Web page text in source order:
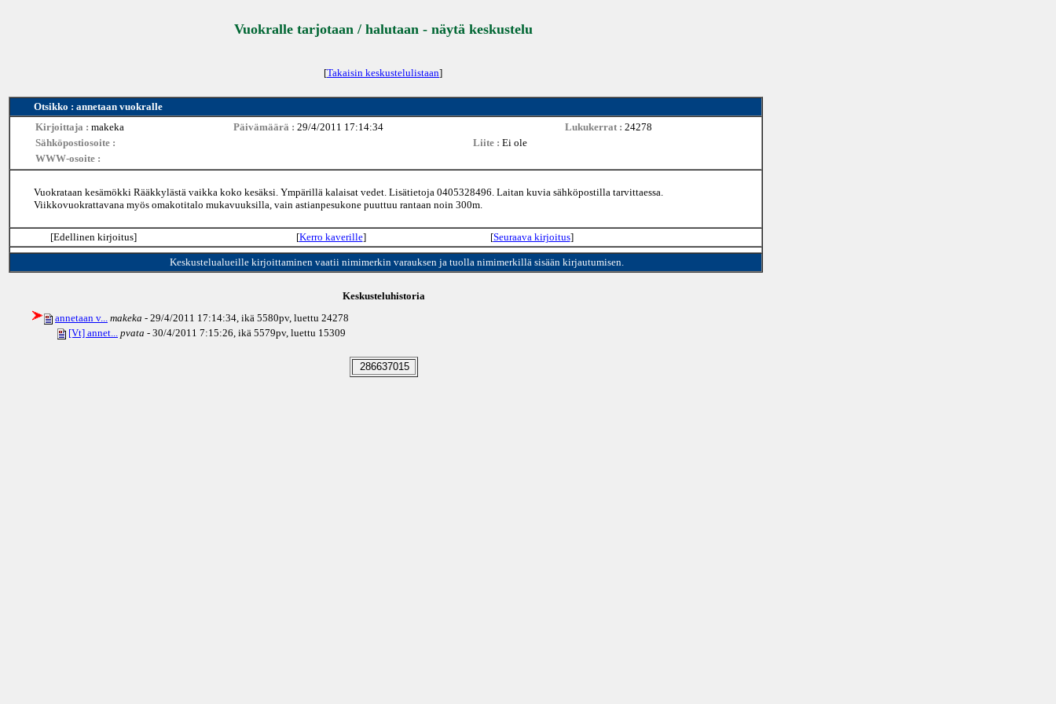
Vuokralle tarjotaan / halutaan - näytä keskustelu
[Takaisin keskustelulistaan]
Otsikko : annetaan vuokralle
Kirjoittaja : makeka Päivämäärä : 29/4/2011 17:14:34 Lukukerrat : 24278
Sähköpostiosoite :
Liite : Ei ole
WWW-osoite :
Vuokrataan kesämökki Rääkkylästä vaikka koko kesäksi. Ympärillä kalaisat vedet. Lisätietoja 0405328496. Laitan kuvia sähköpostilla tarvittaessa.
Viikkovuokrattavana myös omakotitalo mukavuuksilla, vain astianpesukone puuttuu rantaan noin 300m.
[Edellinen kirjoitus] [Kerro kaverille] [Seuraava kirjoitus]
Keskustelualueille kirjoittaminen vaatii nimimerkin varauksen ja tuolla nimimerkillä sisään kirjautumisen.
Keskusteluhistoria
annetaan v... makeka - 29/4/2011 17:14:34, ikä 5580pv, luettu 24278
[Vt] annet... pvata - 30/4/2011 7:15:26, ikä 5579pv, luettu 15309
286637015